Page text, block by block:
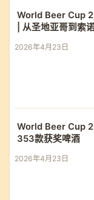
World Beer Cup
| 从圣地亚哥到索
2026年4月23日
World Beer Cup
353款获奖啤酒
2026年4月23日